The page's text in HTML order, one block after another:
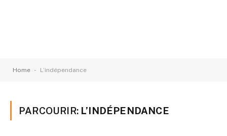
Home - L’indépendance
PARCOURIR: L’INDÉPENDANCE